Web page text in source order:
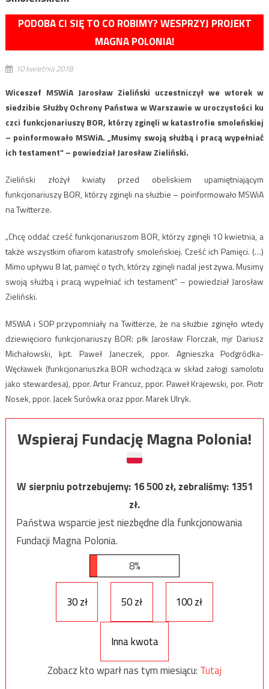
PODOBA CI SIĘ TO CO ROBIMY? WESPRZYJ PROJEKT
MAGNA POLONIA!
10 kwietnia 2018
Wiceszef MSWiA Jarosław Zieliński uczestniczył we wtorek w
siedzibie Służby Ochrony Państwa w Warszawie w uroczystości ku
czci funkcjonariuszy BOR, którzy zginęli w katastrofie smoleńskiej
– poinformowało MSWiA. „Musimy swoją służbą i pracą wypełniać
ich testament” – powiedział Jarosław Zieliński.
Zieliński złożył kwiaty przed obeliskiem upamiętniającym
funkcjonariuszy BOR, którzy zginęli na służbie – poinformowało MSWiA
na Twitterze.
„Chcę oddać cześć funkcjonariuszom BOR, którzy zginęli 10 kwietnia, a
także wszystkim ofiarom katastrofy smoleńskiej. Cześć ich Pamięci. (…)
Mimo upływu 8 lat, pamięć o tych, którzy zginęli nadal jest żywa. Musimy
swoją służbą i pracą wypełniać ich testament” – powiedział Jarosław
Zieliński.
MSWiA i SOP przypomniały na Twitterze, że na służbie zginęło wtedy
dziewięcioro funkcjonariuszy BOR: płk Jarosław Florczak, mjr Dariusz
Michałowski, kpt. Paweł Janeczek, ppor. Agnieszka Podgródka-
Węcławek (funkcjonariuszka BOR wchodząca w skład załogi samolotu
jako stewardesa), ppor. Artur Francuz, ppor. Paweł Krajewski, por. Piotr
Nosek, ppor. Jacek Surówka oraz ppor. Marek Ulryk.
Wspieraj Fundację Magna Polonia!
W sierpniu potrzebujemy:16 500zł, zebraliśmy:1351
zł.
Państwa wsparcie jest niezbędne dla funkcjonowania
Fundacji Magna Polonia.
8%
30 zł 50 zł 100 zł
Inna kwota
Zobacz kto wparł nas tym miesiącu: Tutaj